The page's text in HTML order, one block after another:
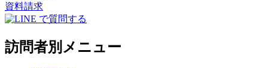
資料請求
で質問する
訪問者別メニュー